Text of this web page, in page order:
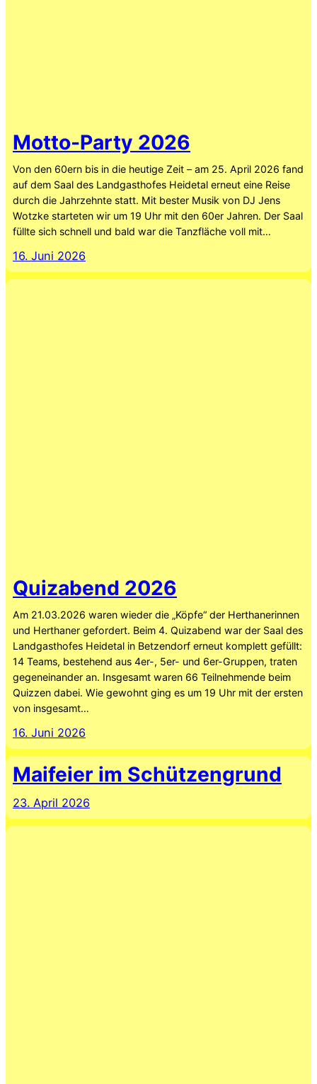
Motto-Party 2026
Von den 60ern bis in die heutige Zeit – am 25. April 2026 fand
auf dem Saal des Landgasthofes Heidetal erneut eine Reise
durch die Jahrzehnte statt. Mit bester Musik von DJ Jens
Wotzke starteten wir um 19 Uhr mit den 60er Jahren. Der Saal
füllte sich schnell und bald war die Tanzfläche voll mit…
16. Juni 2026
Quizabend 2026
Am 21.03.2026 waren wieder die „Köpfe“ der Herthanerinnen
und Herthaner gefordert. Beim 4. Quizabend war der Saal des
Landgasthofes Heidetal in Betzendorf erneut komplett gefüllt:
14 Teams, bestehend aus 4er-, 5er- und 6er-Gruppen, traten
gegeneinander an. Insgesamt waren 66 Teilnehmende beim
Quizzen dabei. Wie gewohnt ging es um 19 Uhr mit der ersten
von insgesamt…
16. Juni 2026
Maifeier im Schützengrund
23. April 2026